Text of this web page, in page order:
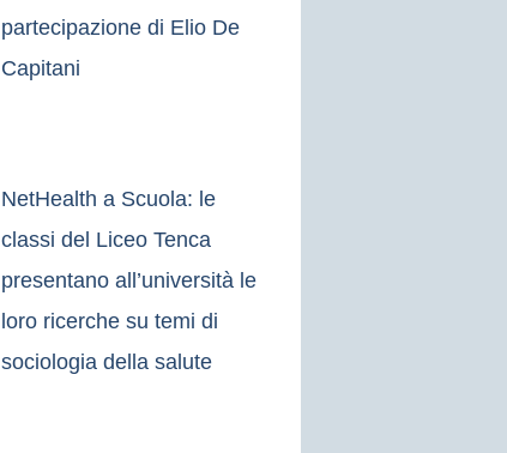
partecipazione di Elio De
Capitani
NetHealth a Scuola: le
classi del Liceo Tenca
presentano all’università le
loro ricerche su temi di
sociologia della salute